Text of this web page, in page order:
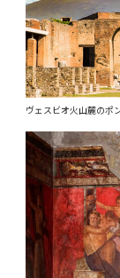
ヴェスビオ火山麓のポ